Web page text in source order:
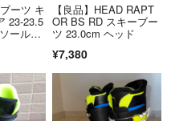
ーツ キ
23-23.5
ールあ
【良品】HEAD RAPT
OR BS RD スキーブー
ツ 23.0cm ヘッド
¥7,380